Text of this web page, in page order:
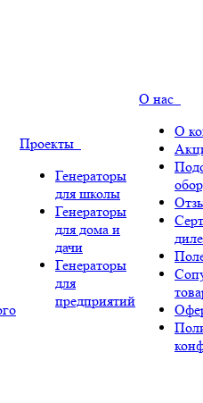
Проекты
Генераторы
для школы
Генераторы
для дома и
дачи
Генераторы
для
предприятий
О нас
О